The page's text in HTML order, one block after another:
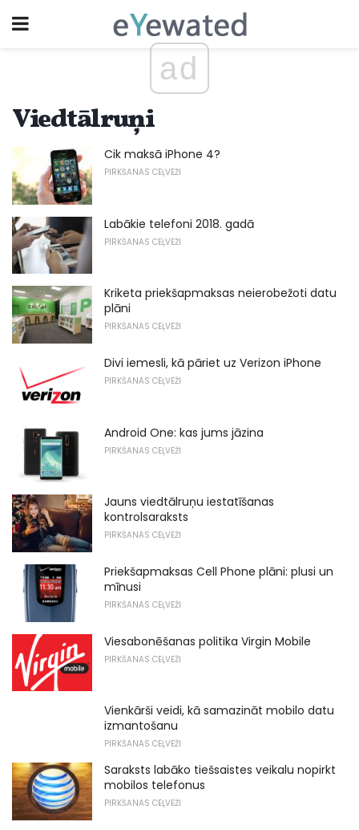
ad
Viedtālruņi
Cik maksā iPhone 4?
PIRKŠANAS CEĻVEŽI
Labākie telefoni 2018. gadā
PIRKŠANAS CEĻVEŽI
Kriketa priekšapmaksas neierobežoti datu
plāni
PIRKŠANAS CEĻVEŽI
Divi iemesli, kā pāriet uz Verizon iPhone
PIRKŠANAS CEĻVEŽI
Android One: kas jums jāzina
PIRKŠANAS CEĻVEŽI
Jauns viedtālruņu iestatīšanas
kontrolsaraksts
PIRKŠANAS CEĻVEŽI
Priekšapmaksas Cell Phone plāni: plusi un
mīnusi
PIRKŠANAS CEĻVEŽI
Viesabonēšanas politika Virgin Mobile
PIRKŠANAS CEĻVEŽI
Vienkārši veidi, kā samazināt mobilo datu
izmantošanu
PIRKŠANAS CEĻVEŽI
Saraksts labāko tiešsaistes veikalu nopirkt
mobilos telefonus
PIRKŠANAS CEĻVEŽI